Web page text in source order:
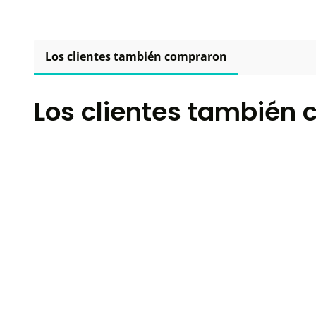
Los clientes también compraron
Los clientes también